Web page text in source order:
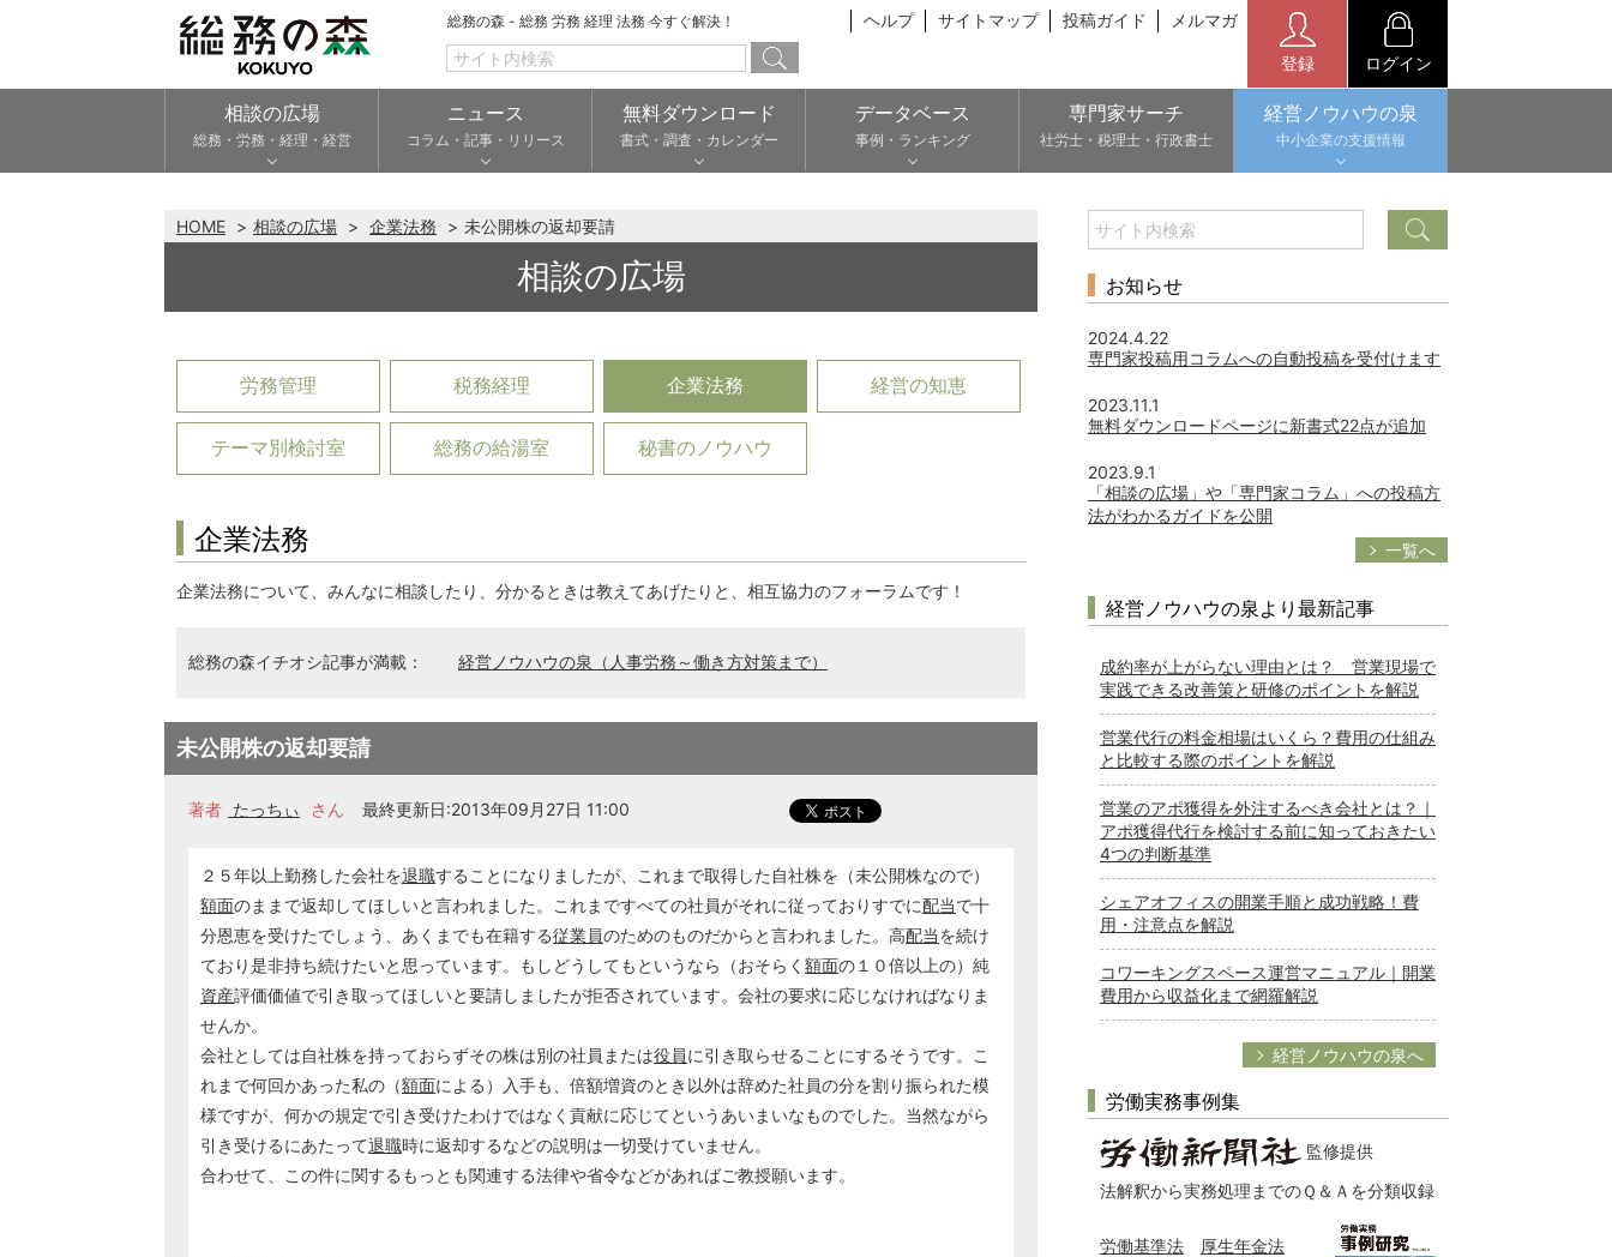
総務の森 - 総務 労務 経理 法務 今すぐ解決！ ヘルプ サイトマップ 投稿ガイド メルマガ
登録 ログイン
相談の広場
総務・労務・経理・経営
ニュース
コラム・記事・リリース
無料ダウンロード
書式・調査・カレンダー
データベース
事例・ランキング
専門家サーチ
社労士・税理士・行政書士
経営ノウハウの泉
中小企業の支援情報
HOME 相談の広場 企業法務 未公開株の返却要請
相談の広場
労務管理 税務経理 企業法務 経営の知恵
テーマ別検討室 総務の給湯室 秘書のノウハウ
企業法務
企業法務について、みんなに相談したり、分かるときは教えてあげたりと、相互協力のフォーラムです！
総務の森イチオシ記事が満載： 経営ノウハウの泉（人事労務～働き方対策まで）
未公開株の返却要請
著者 たっちぃ さん 最終更新日:2013年09月27日 11:00
２５年以上勤務した会社を退職することになりましたが、これまで取得した自社株を（未公開株なので）
額面のままで返却してほしいと言われました。これまですべての社員がそれに従っておりすでに配当で十
分恩恵を受けたでしょう、あくまでも在籍する従業員のためのものだからと言われました。高配当を続け
ており是非持ち続けたいと思っています。もしどうしてもというなら（おそらく 額面の１０倍以上の）純
資産評価価値で引き取ってほしいと要請しましたが拒否されています。会社の要求に応じなければなりま
せんか。
会社としては自社株を持っておらずその株は別の社員または役員に引き取らせることにするそうです。こ
れまで何回かあった私の（額面による）入手も、倍額増資のとき以外は辞めた社員の分を割り振られた模
様ですが、何かの規定で引き受けたわけではなく貢献に応じてというあいまいなものでした。当然ながら
引き受けるにあたって退職時に返却するなどの説明は一切受けていません。
合わせて、この件に関するもっとも関連する法律や省令などがあればご教授願います。
お知らせ
2024.4.22
専門家投稿用コラムへの自動投稿を受付けます
2023.11.1
無料ダウンロードページに新書式22点が追加
2023.9.1
「相談の広場」や「専門家コラム」への投稿方
法がわかるガイドを公開
一覧へ
経営ノウハウの泉より最新記事
成約率が上がらない理由とは？ 営業現場で
実践できる改善策と研修のポイントを解説
営業代行の料金相場はいくら？費用の仕組み
と比較する際のポイントを解説
営業のアポ獲得を外注するべき会社とは？｜
アポ獲得代行を検討する前に知っておきたい
4つの判断基準
シェアオフィスの開業手順と成功戦略！費
用・注意点を解説
コワーキングスペース運営マニュアル｜開業
費用から収益化まで網羅解説
経営ノウハウの泉へ
労働実務事例集
監修提供
法解釈から実務処理までのＱ＆Ａを分類収録
労働基準法
厚生年金法